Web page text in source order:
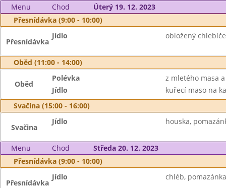
Menu Chod
Úterý 19. 12. 2023
Přesnídávka (9:00 - 10:00)
Přesnídávka
Jídlo obložený
Oběd (11:00 - 14:00)
Oběd
Polévka
z mletého masa
Jídlo
kuřecí maso na
Svačina (15:00 - 16:00)
Svačina
Jídlo houska,
Menu Chod
Středa 20. 12. 2023
Přesnídávka (9:00 - 10:00)
Přesnídávka
Jídlo chléb,